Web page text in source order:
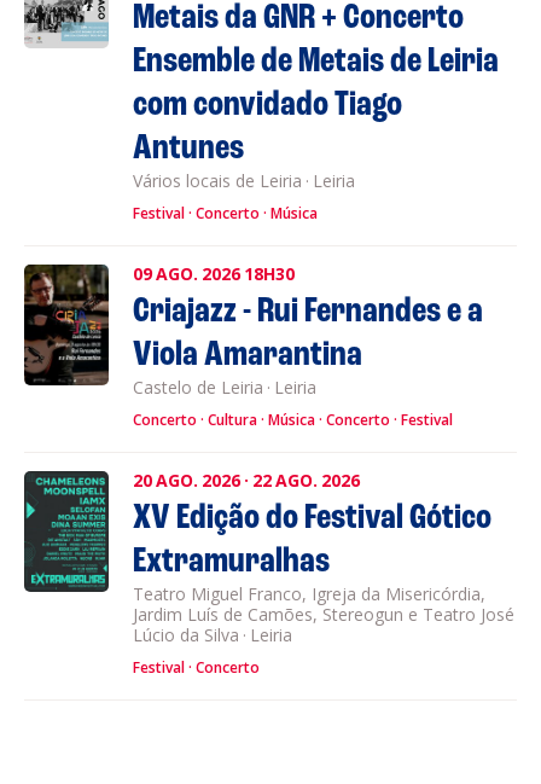
Metais da GNR + Concerto
Ensemble de Metais de Leiria
com convidado Tiago
Antunes
Vários locais de Leiria · Leiria
Festival Concerto Música
09AGO. 2026 18H30
Criajazz - Rui Fernandes e a
Viola Amarantina
Castelo de Leiria · Leiria
Concerto Cultura Música Concerto Festival
20AGO. 2026 · 22AGO. 2026
XV Edição do Festival Gótico
Extramuralhas
Teatro Miguel Franco, Igreja da Misericórdia,
Jardim Luís de Camões, Stereogun e Teatro José
Lúcio da Silva · Leiria
Festival Concerto